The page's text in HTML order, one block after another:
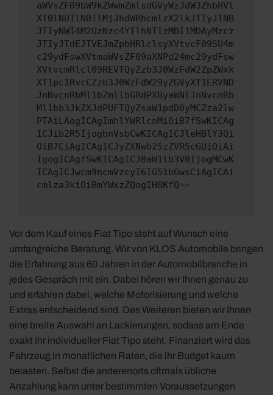
aWVsZF09bW9kZWwmZmlsdGVyWzJdW3ZhbHVl
XT0lNUIlN0IlMjJhdWRhcmlzX2lkJTIyJTNB
JTIyNWI4M2UzNzc4YTlhNTIzMDI1MDAyMzcz
JTIyJTdEJTVEJmZpbHRlclsyXVtvcF09SU4m
c29ydFswXVtmaWVsZF09aXNPd24mc29ydFsw
XVtvcmRlcl09REVTQyZzb3J0WzFdW2ZpZWxk
XT1pc1RvcCZzb3J0WzFdW29yZGVyXT1ERVND
JnNvcnRbMl1bZmllbGRdPXByaWNlJnNvcnRb
Ml1bb3JkZXJdPUFTQyZsaW1pdD0yMCZza2lw
PTAiLAogICAgImhlYWRlcnMiOiB7fSwKICAg
ICJib2R5IjogbnVsbCwKICAgICJleHBlY3Qi
OiB7CiAgICAgICJyZXNwb25zZVR5cGUiOiAi
IgogICAgfSwKICAgICJ0aW1lb3V0IjogMCwK
ICAgICJwcm9ncmVzcyI6IG51bGwsCiAgICAi
cmlza3kiOiBmYWxzZQogIH0KfQ==
Vor dem Kauf eines Fiat Tipo steht auf Wunsch eine
umfangreiche Beratung. Wir von KLOS Automobile bringen
die Erfahrung aus 60 Jahren in der Automobilbranche in
jedes Gespräch mit ein. Dabei hören wir Ihnen genau zu
und erfahren dabei, welche Motorisierung und welche
Extras entscheidend sind. Des Weiteren bieten wir Ihnen
eine breite Auswahl an Lackierungen, sodass am Ende
exakt Ihr individueller Fiat Tipo steht. Finanziert wird das
Fahrzeug in monatlichen Raten, die ihr Budget kaum
belasten. Selbst die anderenorts oftmals übliche
Anzahlung kann unter bestimmten Voraussetzungen